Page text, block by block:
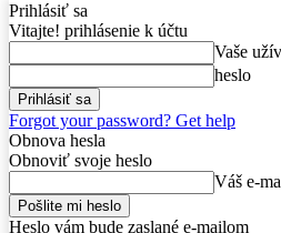
Prihlásiť sa
Vitajte! prihlásenie k účtu
Vaše
heslo
Forgot your password? Get help
Obnova hesla
Obnoviť svoje heslo
Váš e-
Heslo vám bude zaslané e-mailom